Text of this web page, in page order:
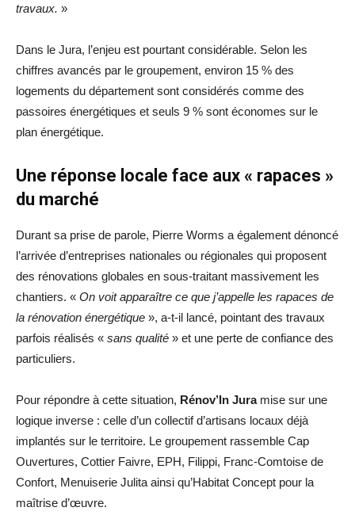
travaux. »
Dans le Jura, l’enjeu est pourtant considérable. Selon les
chiffres avancés par le groupement, environ 15 % des
logements du département sont considérés comme des
passoires énergétiques et seuls 9 % sont économes sur le
plan énergétique.
Une réponse locale face aux « rapaces »
du marché
Durant sa prise de parole, Pierre Worms a également dénoncé
l’arrivée d’entreprises nationales ou régionales qui proposent
des rénovations globales en sous-traitant massivement les
chantiers. « On voit apparaître ce que j’appelle les rapaces de
la rénovation énergétique », a-t-il lancé, pointant des travaux
parfois réalisés « sans qualité » et une perte de confiance des
particuliers.
Pour répondre à cette situation, Rénov’In Juramise sur une
logique inverse : celle d’un collectif d’artisans locaux déjà
implantés sur le territoire. Le groupement rassemble Cap
Ouvertures, Cottier Faivre, EPH, Filippi, Franc-Comtoise de
Confort, Menuiserie Julita ainsi qu’Habitat Concept pour la
maîtrise d’œuvre.